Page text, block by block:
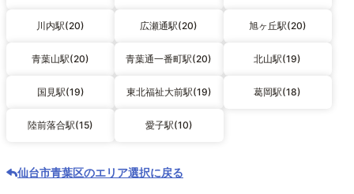
川内駅(20) 広瀬通駅(20) 旭ヶ丘駅(20)
青葉山駅(20) 青葉通一番町駅(20) 北山駅(19)
国見駅(19) 東北福祉大前駅(19) 葛岡駅(18)
陸前落合駅(15) 愛子駅(10)
仙台市青葉区のエリア選択に戻る